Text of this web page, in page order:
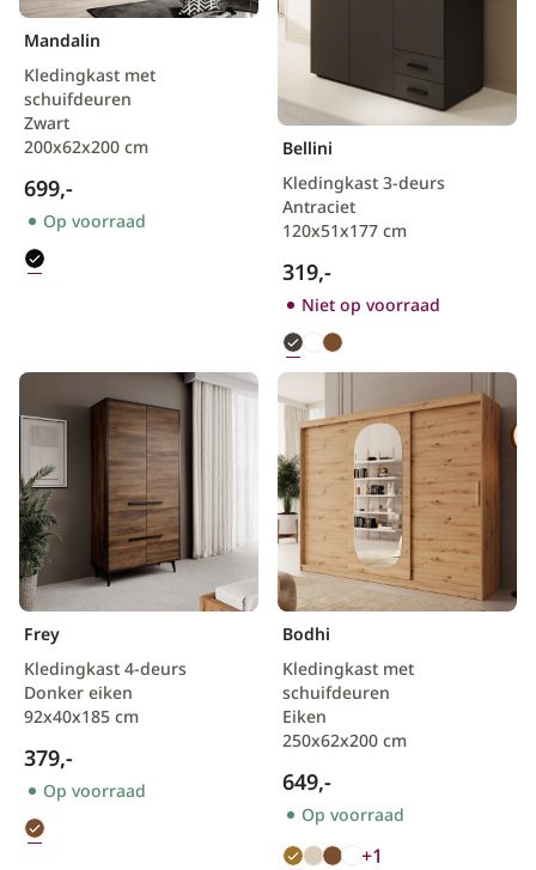
Scandinavisch
Mandalin
Kledingkast met
schuifdeuren
Zwart
200x62x200 cm
699,-
Op voorraad
Bellini
Kledingkast 3-deurs
Antraciet
120x51x177 cm
319,-
Niet op voorraad
Frey
Kledingkast 4-deurs
Donker eiken
92x40x185 cm
379,-
Op voorraad
Bodhi
Kledingkast met
schuifdeuren
Eiken
250x62x200 cm
649,-
Op voorraad
+1